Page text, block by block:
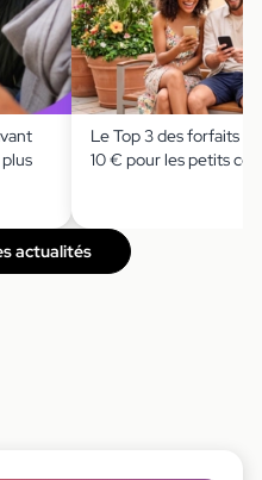
Le Top 3 des forfaits
10 € pour les petits
actualités